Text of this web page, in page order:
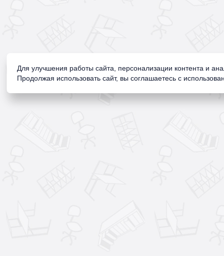
Для улучшения работы сайта, персонализации контента и
Продолжая использовать сайт, вы соглашаетесь с